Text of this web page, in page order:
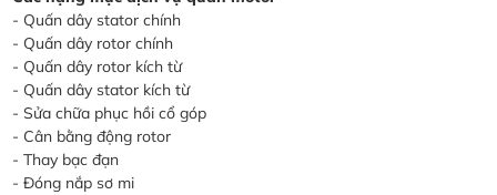
- Quấn dây stator chính
- Quấn dây rotor chính
- Quấn dây rotor kích từ
- Quấn dây stator kích từ
- Sửa chữa phục hồi cổ góp
- Cân bằng động rotor
- Thay bạc đạn
- Đóng nắp sơ mi